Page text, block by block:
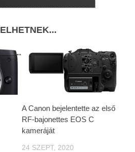
A Canon bejelentette az első
RF-bajonettes EOS C
kameráját
24 SZEPT, 2020